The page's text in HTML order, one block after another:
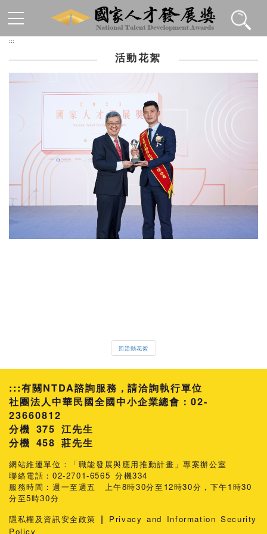
:::
活動花絮
回活動花絮
:::有關NTDA諮詢服務，請洽詢執行單位
社團法人中華民國全國中小企業總會：02-
23660812
分機 375 江先生
458 莊先生
網站維運單位：「職能發展與應用推動計畫」專案辦公室
聯絡電話：02-2701-6565 分機334
服務時間：週一至週五 上午8時30分至12時30分，下午1時30
分至5時30分
隱私權及資訊安全政策 |
Privacy and Information Security
Policy